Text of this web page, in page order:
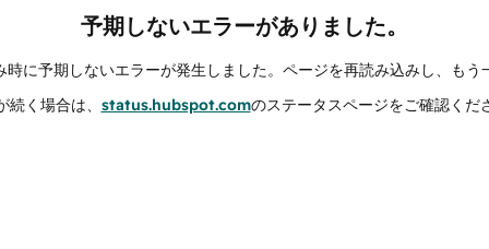
予期しないエラーがありました。
に予期しないエラーが発生しました。ページを再読み込みし、もう
続く場合は、 status.hubspot.comのステータスページをご確認くだ